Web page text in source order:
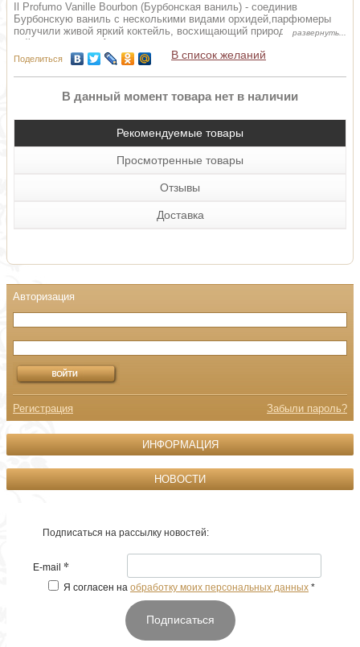
Il Profumo Vanille Bourbon (Бурбонская ваниль) - соединив
Бурбонскую ваниль с несколькими видами орхидей,парфюмеры
получили живой яркий коктейль, восхищающий природным
буйством красок. Аромат способен улучшать настроение и дарить
радость не только своей владелице, но и её поклонникам. В
«сердце» стойкость ванили уступает янтарному шику вкупе с
гелиотропом и цветком тиаре, придавая всему запаху
неповторимость и красочность. А нотки розы и цитрусов
раскрепостят и покорят невинной беззаботностью.
Поделиться В список желаний
В данный момент товара нет в наличии
Рекомендуемые товары
Просмотренные товары
Отзывы
Доставка
Регистрация Забыли пароль?
ИНФОРМАЦИЯ
НОВОСТИ
Подписаться на рассылку новостей:
E-mail *
Я согласен на обработку моих персональных данных *
Подписаться